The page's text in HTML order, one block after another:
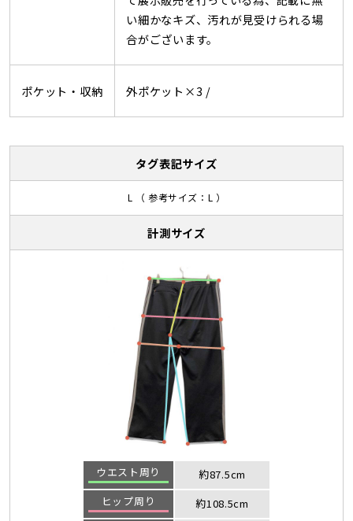
い細かなキズ、汚れが見受けられる場
合がございます。
ポケット・収納 外ポケット×3 /
タグ表記サイズ
L （ 参考サイズ：L ）
計測サイズ
ウエスト周り
約87.5cm
ヒップ周り
約108.5cm